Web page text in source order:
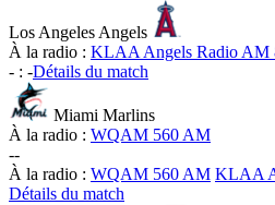
Los Angeles Angels
À la radio : KLAA Angels Radio AM
- : -Détails du match
Miami Marlins
À la radio : WQAM 560 AM
--
À la radio : WQAM 560 AM KLAA
Détails du match